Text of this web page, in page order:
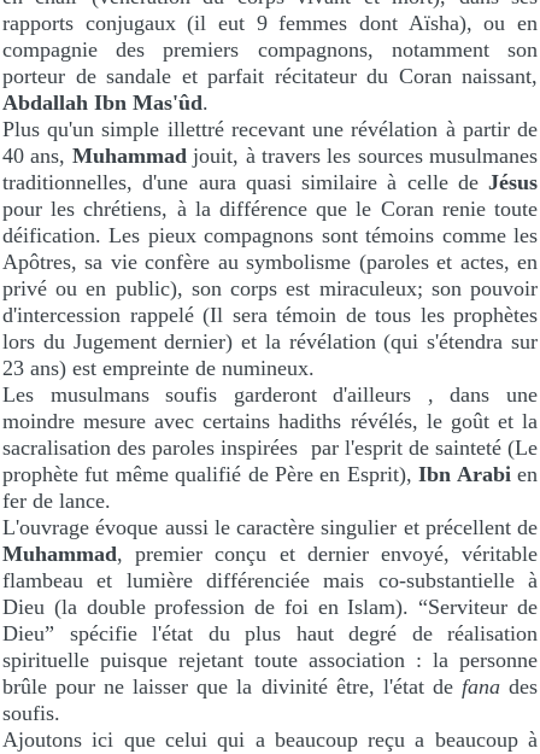
rapports conjugaux (il eut 9 femmes dont Aïsha), ou en
compagnie des premiers compagnons, notamment son
porteur de sandale et parfait récitateur du Coran naissant,
Abdallah Ibn Mas'ûd.
Plus qu'un simple illettré recevant une révélation à partir de
40 ans, Muhammadjouit, à travers les sources musulmanes
traditionnelles, d'une aura quasi similaire à celle de Jésus
pour les chrétiens, à la différence que le Coran renie toute
déification. Les pieux compagnons sont témoins comme les
Apôtres, sa vie confère au symbolisme (paroles et actes, en
privé ou en public), son corps est miraculeux; son pouvoir
d'intercession rappelé (Il sera témoin de tous les prophètes
lors du Jugement dernier) et la révélation (qui s'étendra sur
23 ans) est empreinte de numineux.
Les musulmans soufis garderont d'ailleurs , dans une
moindre mesure avec certains hadiths révélés, le goût et la
sacralisation des paroles inspirées par l'esprit de sainteté (Le
prophète fut même qualifié de Père en Esprit),Ibn Arabien
fer de lance.
L'ouvrage évoque aussi le caractère singulier et précellent de
Muhammad, premier conçu et dernier envoyé, véritable
flambeau et lumière différenciée mais co-substantielle à
Dieu (la double profession de foi en Islam). “Serviteur de
Dieu” spécifie l'état du plus haut degré de réalisation
spirituelle puisque rejetant toute association : la personne
brûle pour ne laisser que la divinité être, l'état de fanades
soufis.
Ajoutons ici que celui qui a beaucoup reçu a beaucoup à